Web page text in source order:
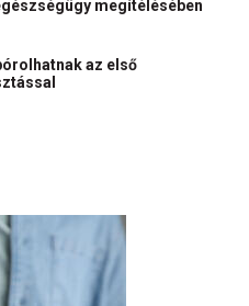
megítélésében
az első